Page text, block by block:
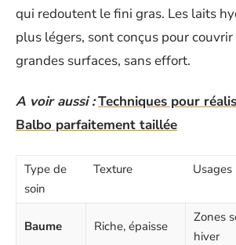
qui redoutent le fini gras. Les laits
plus légers, sont conçus pour
grandes surfaces, sans effort.
A voir aussi :Techniques pour
Balbo parfaitement taillée
Type de
soin
Texture Usages
Baume Riche, épaisse
Zones
hiver